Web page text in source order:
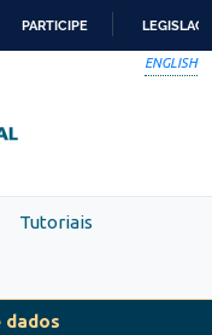
PARTICIPE
ENGLISH
Tutoriais
dados